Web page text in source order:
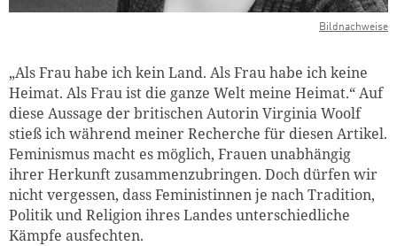
Bildnachweise
„Als Frau habe ich kein Land. Als Frau habe ich keine
Heimat. Als Frau ist die ganze Welt meine Heimat.“ Auf
diese Aussage der britischen Autorin Virginia Woolf
stieß ich während meiner Recherche für diesen Artikel.
Feminismus macht es möglich, Frauen unabhängig
ihrer Herkunft zusammenzubringen. Doch dürfen wir
nicht vergessen, dass Feministinnen je nach Tradition,
Politik und Religion ihres Landes unterschiedliche
Kämpfe ausfechten.